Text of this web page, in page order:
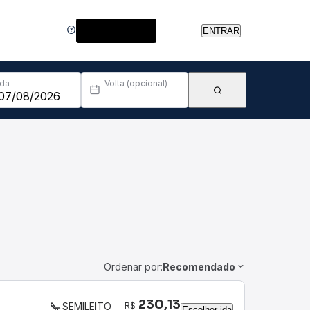
ENTRAR
Volta (opcional)
Ordenar por:Recomendado
SEMILEITO R$ 230,13